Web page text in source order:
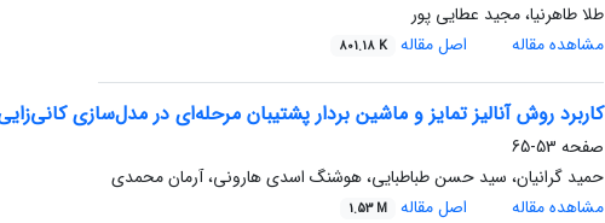
طلا طاهرنیا، مجید عطایی پور
مشاهده مقاله
اصل مقاله 801.18 K
کاربرد روش آنالیز تمایز و ماشین بردار پشتیبان مرحله‌ای در مدل‌سازی
صفحه 53-65
حمید گرانیان، سید حسن طباطبایی، هوشنگ اسدی هارونی، آرمان محمدی
مشاهده مقاله
اصل مقاله 1.53 M